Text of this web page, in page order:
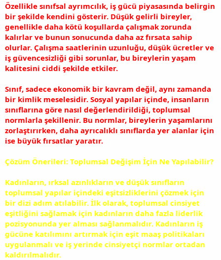
Özellikle sınıfsal ayrımcılık, iş gücü piyasasında belirgin
bir şekilde kendini gösterir. Düşük gelirli bireyler,
genellikle daha kötü koşullarda çalışmak zorunda
kalırlar ve bunun sonucunda daha az fırsata sahip
olurlar. Çalışma saatlerinin uzunluğu, düşük ücretler ve
iş güvencesizliği gibi sorunlar, bu bireylerin yaşam
kalitesini ciddi şekilde etkiler.
Sınıf, sadece ekonomik bir kavram değil, aynı zamanda
bir kimlik meselesidir. Sosyal yapılar içinde, insanların
sınıflarına göre nasıl değerlendirildiği, toplumsal
normlarla şekillenir. Bu normlar, bireylerin yaşamlarını
zorlaştırırken, daha ayrıcalıklı sınıflarda yer alanlar için
ise büyük fırsatlar yaratır.
Çözüm Önerileri: Toplumsal Değişim İçin Ne Yapılabilir?
Kadınların, ırksal azınlıkların ve düşük sınıfların
toplumsal yapılar içindeki eşitsizliklerini çözmek için
bir dizi adım atılabilir. İlk olarak, toplumsal cinsiyet
eşitliğini sağlamak için kadınların daha fazla liderlik
pozisyonunda yer alması sağlanmalıdır. Kadınların iş
gücüne katılımını artırmak için eşit maaş politikaları
uygulanmalı ve iş yerinde cinsiyetçi normlar ortadan
kaldırılmalıdır.